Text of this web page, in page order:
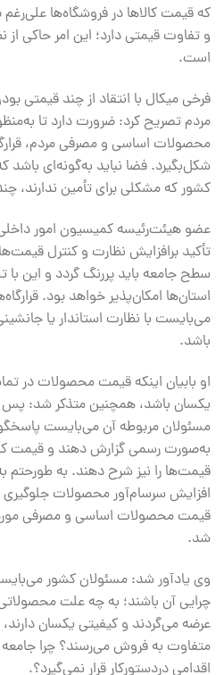
که قیمت کالاها در فروشگاه‌ها
و تفاوت قیمتی دارد؛ این امر حاکی
است.
فرخی میکال با انتقاد از چند قیمتی
مردم تصریح کرد: ضرورت دارد تا
محصولات اساسی و مصرفی مردم،
شکل‌بگیرد. فضا نباید به‌گونه‌ای
کشور که مشکلی برای تأمین ندارند،
عضو هیئت‌رئیسه کمیسیون امور
تأکید برافزایش نظارت و کنترل
سطح جامعه باید پررنگ گردد و این با
استان‌ها امکان‌پذیر خواهد بود.
می‌بایست با نظارت استاندار یا
باشد.
او بابیان اینکه قیمت‌ محصولات در
یکسان باشد، همچنین متذکر شد: پس
به‌صورت رسمی گزارش دهند و قیمت
قیمت‌ها را نیز شرح دهند. به طورحتم
افزایش سرسام‌آور محصولات
قیمت محصولات اساسی و مصرفی
شد.
وی یادآور شد: مسئولان کشور
چرایی آن باشند؛ به چه علت
عرضه می‌گردند و کیفیتی یکسان
متفاوت به فروش می‌رسند؟ چرا جامعه
اقدامی دردستورکار قرار نمی‌گیرد؟.